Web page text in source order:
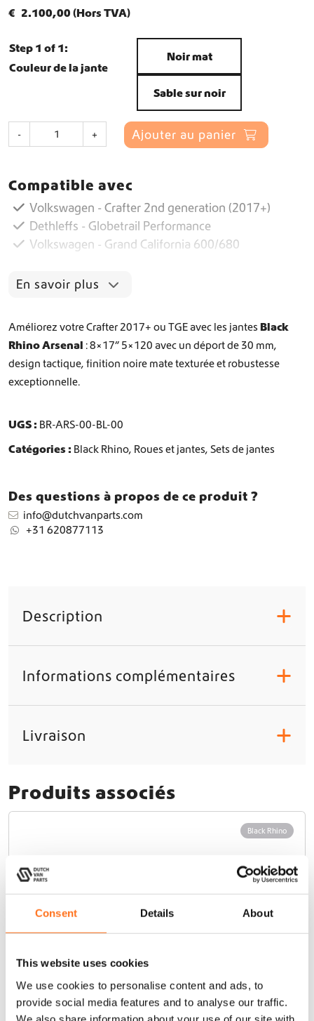
Consent Details About
This website uses cookies
We use cookies to personalise content and ads, to
provide social media features and to analyse our traffic.
€ 2.100,00 (Hors TVA)
Step 1 of 1:
Couleur de la jante
Noir mat
Sable sur noir
-
t
d
e
J
a
n
s
r
n
a
e
+ Ajouter au panier
Compatible avec
Volkswagen - Crafter 2nd generation (2017+)
Dethleffs - Globetrail Performance
Volkswagen - Grand California 600/680
En savoir plus
Améliorez votre Crafter 2017+ ou TGE avec les jantesBlack
Rhino Arsenal : 8×17” 5×120 avec un déport de 30 mm,
design tactique, finition noire mate texturée et robustesse
exceptionnelle.
UGS : BR-ARS-00-BL-00
Catégories : Black Rhino, Roues et jantes, Sets de jantes
Des questions à propos de ce produit ?
info@dutchvanparts.com
+31 620877113
Description +
Informations complémentaires +
Livraison +
Produits associés
Black Rhino